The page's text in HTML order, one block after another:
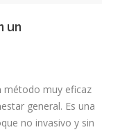
un
método muy eficaz
general. Es una
no invasivo y sin